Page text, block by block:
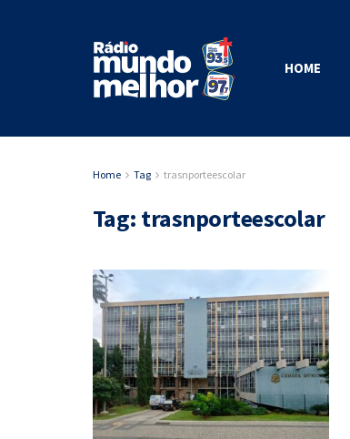
HOME
Home Tag trasnporteescolar
Tag: trasnporteescolar